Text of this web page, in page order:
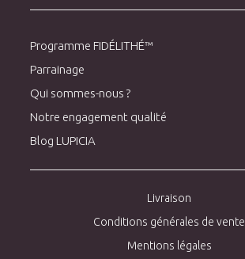
Programme FIDÉLITHÉ™
Parrainage
Qui sommes-nous ?
Notre engagement qualité
Blog LUPICIA
Livraison
Conditions générales de vente
Mentions légales